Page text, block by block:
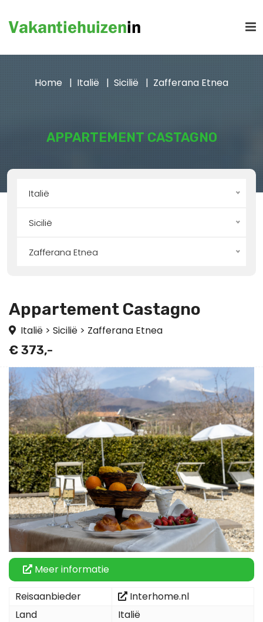
APPARTEMENT CASTAGNO
Home Italië Sicilië Zafferana Etnea
Italië
Sicilië
Zafferana Etnea
Appartement Castagno
Italië > Sicilië > Zafferana Etnea
€ 373,-
Meer informatie
Reisaanbieder
Interhome.nl
Land
Italië